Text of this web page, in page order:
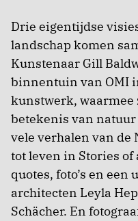
Drie eigentijdse
landschap komen
Kunstenaar Gill
binnentuin van OMI
kunstwerk, waarmee
betekenis van
vele verhalen van de
tot leven in Stories of
quotes, foto’s en
architecten Leyla
Schächer. En